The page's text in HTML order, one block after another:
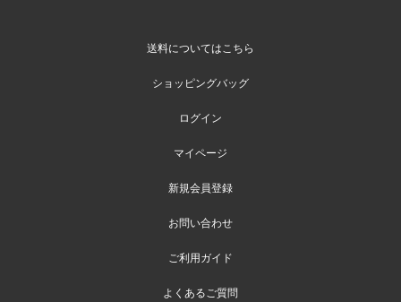
送料についてはこちら
ショッピングバッグ
ログイン
マイページ
新規会員登録
お問い合わせ
ご利用ガイド
よくあるご質問